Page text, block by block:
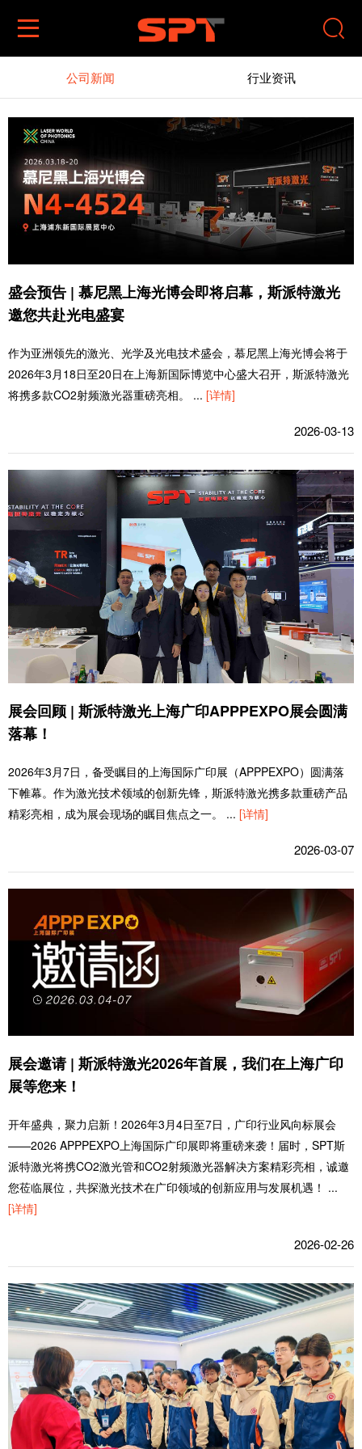
 
公司新闻 行业资讯
盛会预告 | 慕尼黑上海光博会即将启幕，斯派特激光
邀您共赴光电盛宴
作为亚洲领先的激光、光学及光电技术盛会，慕尼黑上海光博会将于
2026年3月18日至20日在上海新国际博览中心盛大召开，斯派特激光
将携多款CO2射频激光器重磅亮相。 ... [详情]
2026-03-13
展会回顾 | 斯派特激光上海广印APPPEXPO展会圆满
落幕！
2026年3月7日，备受瞩目的上海国际广印展（APPPEXPO）圆满落
下帷幕。作为激光技术领域的创新先锋，斯派特激光携多款重磅产品
精彩亮相，成为展会现场的瞩目焦点之一。 ... [详情]
2026-03-07
展会邀请 | 斯派特激光2026年首展，我们在上海广印
展等您来！
开年盛典，聚力启新！2026年3月4日至7日，广印行业风向标展会
——2026 APPPEXPO上海国际广印展即将重磅来袭！届时，SPT斯
派特激光将携CO2激光管和CO2射频激光器解决方案精彩亮相，诚邀
您莅临展位，共探激光技术在广印领域的创新应用与发展机遇！ ...
[详情]
2026-02-26